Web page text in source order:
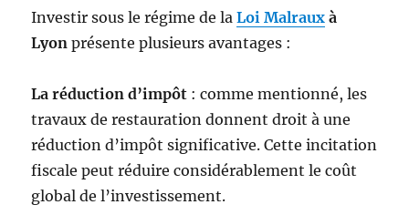
Investir sous le régime de laLoi Malraux à
Lyon présente plusieurs avantages :
La réduction d’impôt : comme mentionné, les
travaux de restauration donnent droit à une
réduction d’impôt significative. Cette incitation
fiscale peut réduire considérablement le coût
global de l’investissement.